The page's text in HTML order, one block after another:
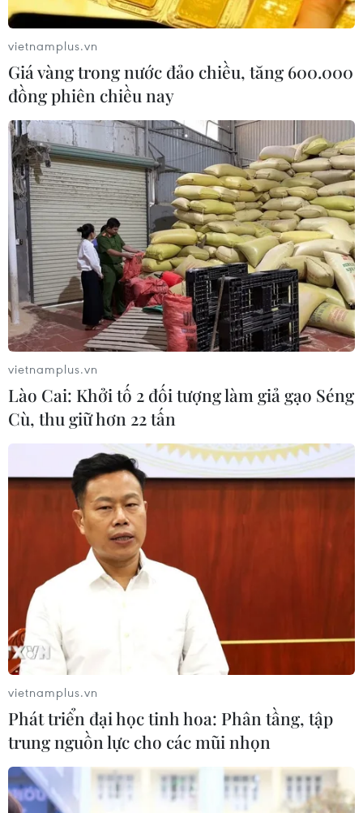
Bán đấu giá các khu đất trong Khu đô thị
mới Nam Thành phố Hồ Chí Minh
10/02/2020 09:13
UBND TP.HCM giao Trung tâm Phát triển quỹ đất thành
phố lập thủ tục bán đấu giá 2 khu đất thương mại-dịch
vụ có diện tích 1.802m2 (phía Bắc) và 2.464m2 (phía
Nam) thuộc Khu Đô thị mới Nam thành phố.
vietnamplus.vn
Giá vàng trong nước đảo chiều, tăng 600.000
đồng phiên chiều nay
vietnamplus.vn
Lào Cai: Khởi tố 2 đối tượng làm giả gạo Séng
Cù, thu giữ hơn 22 tấn
vietnamplus.vn
Phát triển đại học tinh hoa: Phân tầng, tập
trung nguồn lực cho các mũi nhọn